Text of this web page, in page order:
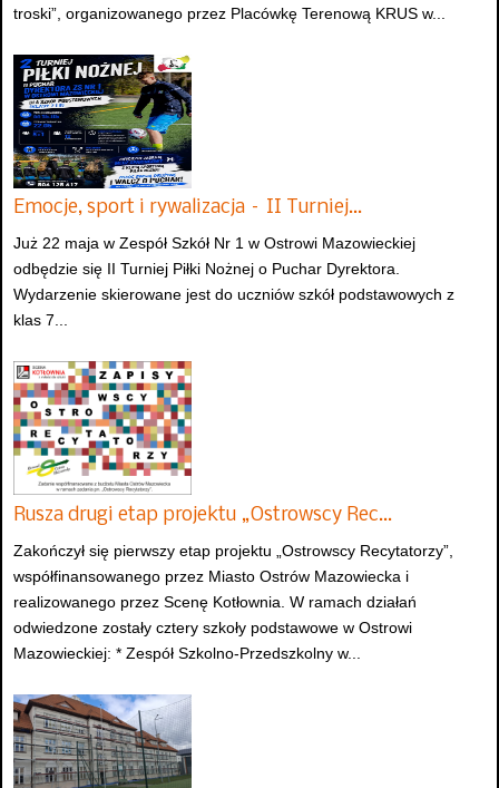
troski”, organizowanego przez Placówkę Terenową KRUS w...
Emocje, sport i rywalizacja – II Turniej…
Już 22 maja w Zespół Szkół Nr 1 w Ostrowi Mazowieckiej
odbędzie się II Turniej Piłki Nożnej o Puchar Dyrektora.
Wydarzenie skierowane jest do uczniów szkół podstawowych z
klas 7...
Rusza drugi etap projektu „Ostrowscy Rec…
Zakończył się pierwszy etap projektu „Ostrowscy Recytatorzy”,
współfinansowanego przez Miasto Ostrów Mazowiecka i
realizowanego przez Scenę Kotłownia. W ramach działań
odwiedzone zostały cztery szkoły podstawowe w Ostrowi
Mazowieckiej: * Zespół Szkolno-Przedszkolny w...